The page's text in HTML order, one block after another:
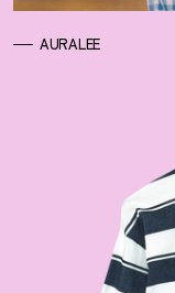
AURALEE